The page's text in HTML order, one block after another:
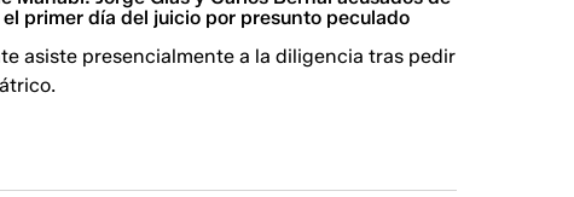
primer día del juicio por presunto peculado
asiste presencialmente a la diligencia tras pedir